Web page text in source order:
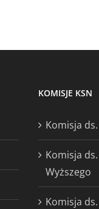
KOMISJE KSN
Komisja
Komisja
Wyższego
Komisja